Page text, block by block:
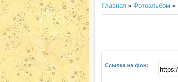
Главная » Фотоальбом »
Ссылка на фон: